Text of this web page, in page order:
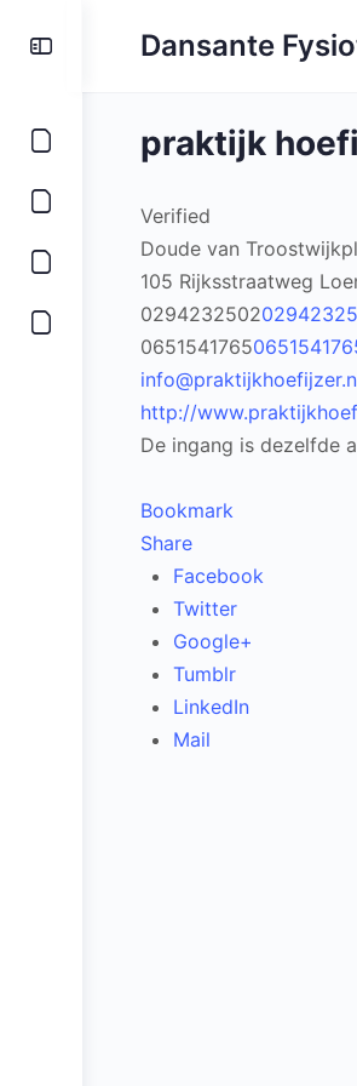
ToggleDansante
praktijk
Verified
Doude van
105 Rijksstraatweg
0294232502
0651541765
http://
De ingang is dezelfde
Bookmark
Share
Facebook
Twitter
Google+
Tumblr
LinkedIn
Mail